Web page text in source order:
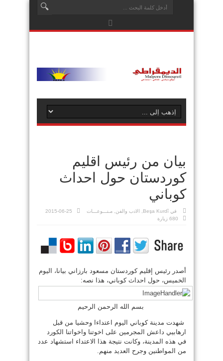
بيان من رئيس اقليم
كوردستان حول احداث
كوباني
في Beşa Kurdî الادب والفن مـنـــوعـــات
2015-06-25
680 زيارة
أصدر رئیس إقلیم كوردستان مسعود بارزاني بیانا، اليوم
الخميس، حول احداث كوباني، هذا نصه:
بسم الله الرحمن الرحيم
شهدت مدينة كوباني اليوم اعتداءا وحشيا من قبل
ارهابيي داعش المجرمين على اخوتنا واخواتنا الكورد
في هذه المدينة، وكانت نتيجة هذا الاعتداء استشهاد عدد
من المواطنين وجرح العديد منهم.